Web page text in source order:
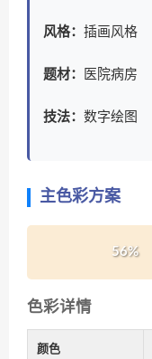
风格： 插画风格
题材： 医院病房
技法： 数字绘图
主色彩方案
56%
色彩详情
颜色